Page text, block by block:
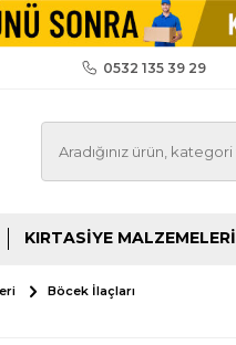
0532 135 39 29
KIRTASIYE MALZEMELERI
Böcek İlaçları